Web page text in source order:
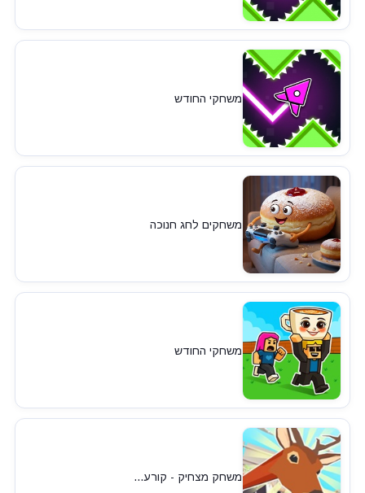
משחקי החודש
משחקים לחג חנוכה
משחקי החודש
משחק מצחיק - קורע...